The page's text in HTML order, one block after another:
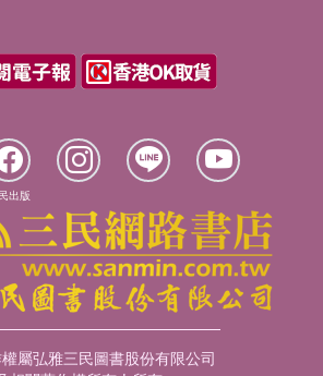
出版
屬弘雅三民圖書股份有限公司